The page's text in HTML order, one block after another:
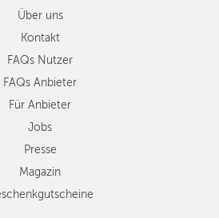
Über uns
Kontakt
FAQs Nutzer
FAQs Anbieter
Für Anbieter
Jobs
Presse
Magazin